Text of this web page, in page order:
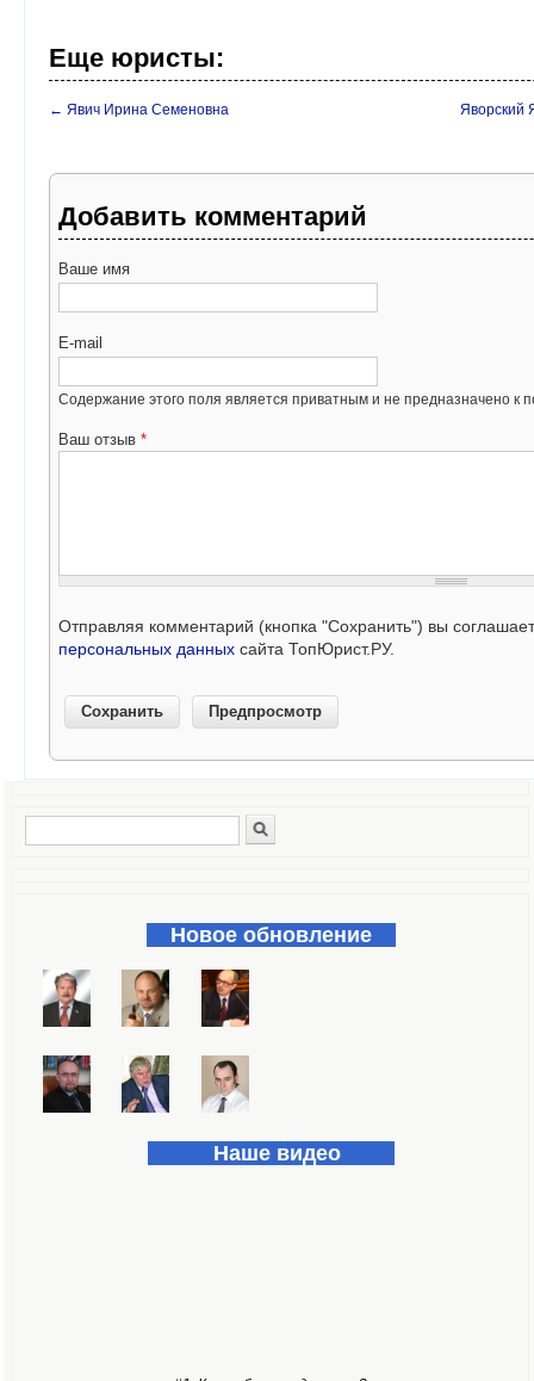
Еще юристы:
← Явич Ирина Семеновна Яворский
Добавить комментарий
Ваше имя
E-mail
Содержание этого поля является приватным и не предназначено к
Ваш отзыв *
Отправляя комментарий (кнопка "Сохранить") вы
персональных данных сайта ТопЮрист.РУ.
Форма поиска
Новое обновление
Наше видео